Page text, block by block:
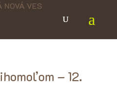
– 12.